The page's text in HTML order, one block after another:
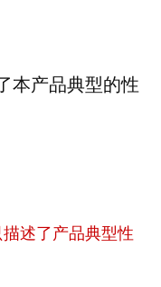
本产品典型的性
述了产品典型性